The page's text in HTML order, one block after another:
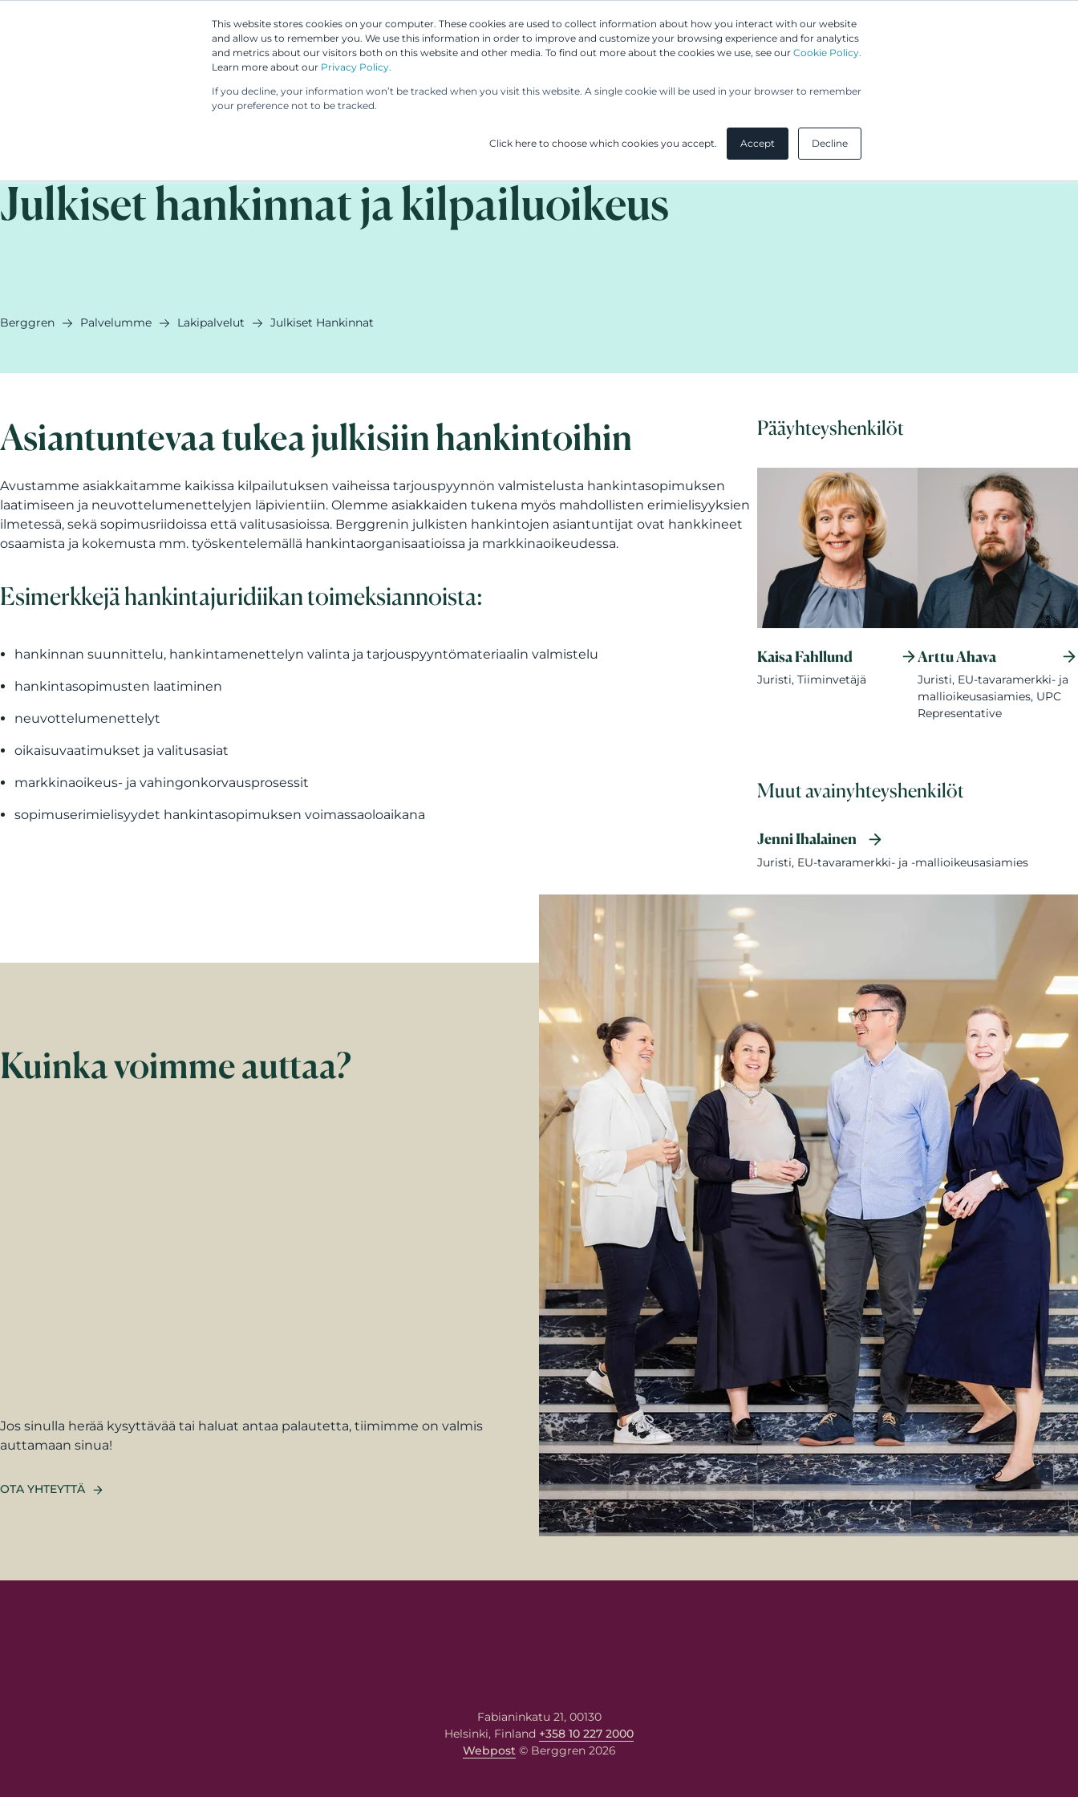
This website stores cookies on your computer. These cookies are used to collect information about how you interact with our website
and allow us to remember you. We use this information in order to improve and customize your browsing experience and for analytics
and metrics about our visitors both on this website and other media. To find out more about the cookies we use, see our Cookie Policy.
Learn more about our Privacy Policy.
If you decline, your information won’t be tracked when you visit this website. A single cookie will be used in your browser to remember
your preference not to be tracked.
Click here to choose which cookies you accept. Accept Decline
Asiantuntijamme Palvelumme UP & UPC Asiakkaamme
Julkiset hankinnat ja kilpailuoikeus
Berggren Palvelumme Lakipalvelut Julkiset Hankinnat
Asiantuntevaa tukea julkisiin hankintoihin
Avustamme asiakkaitamme kaikissa kilpailutuksen vaiheissa tarjouspyynnön valmistelusta hankintasopimuksen
laatimiseen ja neuvottelumenettelyjen läpivientiin. Olemme asiakkaiden tukena myös mahdollisten erimielisyyksien
ilmetessä, sekä sopimusriidoissa että valitusasioissa. Berggrenin julkisten hankintojen asiantuntijat ovat hankkineet
osaamista ja kokemusta mm. työskentelemällä hankintaorganisaatioissa ja markkinaoikeudessa.
Esimerkkejä hankintajuridiikan toimeksiannoista:
hankinnan suunnittelu, hankintamenettelyn valinta ja tarjouspyyntömateriaalin valmistelu
hankintasopimusten laatiminen
neuvottelumenettelyt
oikaisuvaatimukset ja valitusasiat
markkinaoikeus- ja vahingonkorvausprosessit
sopimuserimielisyydet hankintasopimuksen voimassaoloaikana
Pääyhteyshenkilöt
Kaisa Fahllund
Juristi, Tiiminvetäjä
Arttu Ahava
Juristi, EU-tavaramerkki- ja
mallioikeusasiamies, UPC
Representative
Muut avainyhteyshenkilöt
Jenni Ihalainen
Juristi, EU-tavaramerkki- ja -mallioikeusasiamies
Kuinka voimme auttaa?
Jos sinulla herää kysyttävää tai haluat antaa palautetta, tiimimme on valmis
auttamaan sinua!
OTA YHTEYTTÄ
Fabianinkatu 21, 00130
Helsinki, Finland +358 10 227 2000
Webpost© Berggren 2026